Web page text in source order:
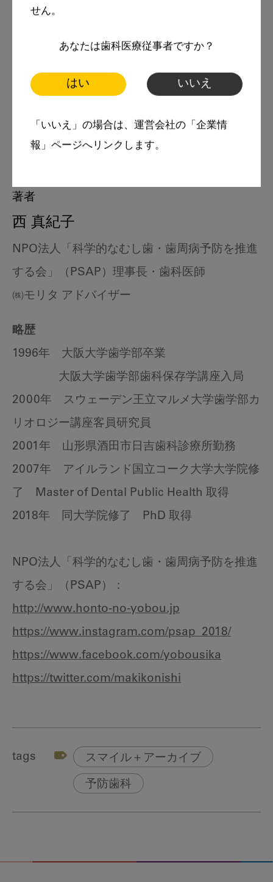
せん。
あなたは歯科医療従事者ですか？
はい いいえ
「いいえ」の場合は、運営会社の「企業情
報」ページへリンクします。
著者
西 真紀子
NPO法人「科学的なむし歯・歯周病予防を推進
する会」（PSAP）理事長・歯科医師
㈱モリタ アドバイザー
略歴
1996年 大阪大学歯学部卒業
大阪大学歯学部歯科保存学講座入局
2000年 スウェーデン王立マルメ大学歯学部カ
リオロジー講座客員研究員
2001年 山形県酒田市日吉歯科診療所勤務
2007年 アイルランド国立コーク大学大学院修
了 Master of Dental Public Health 取得
2018年 同大学院修了 PhD 取得
NPO法人「科学的なむし歯・歯周病予防を推進
する会」（PSAP）：
http://www.honto-no-yobou.jp
https://www.instagram.com/psap_2018/
https://www.facebook.com/yobousika
https://twitter.com/makikonishi
tags スマイル＋アーカイブ
予防歯科